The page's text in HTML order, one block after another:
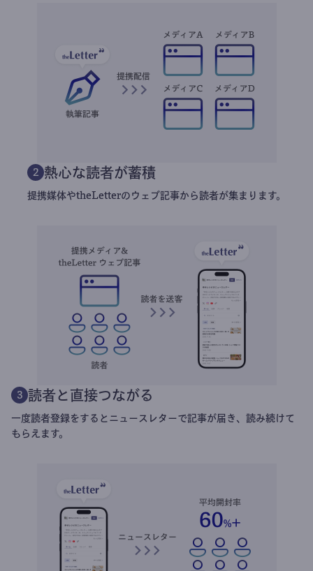
2 熱心な読者が蓄積
提携媒体やtheLetterのウェブ記事から読者が集まります。
3 読者と直接つながる
一度読者登録をするとニュースレターで記事が届き、読み続けて
もらえます。